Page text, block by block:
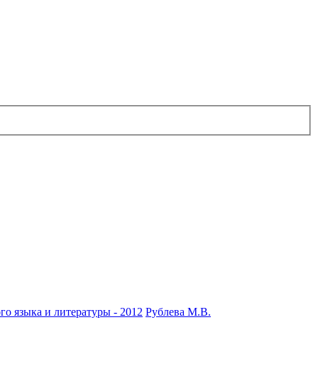
языка и литературы - 2012 Рублева М.В.